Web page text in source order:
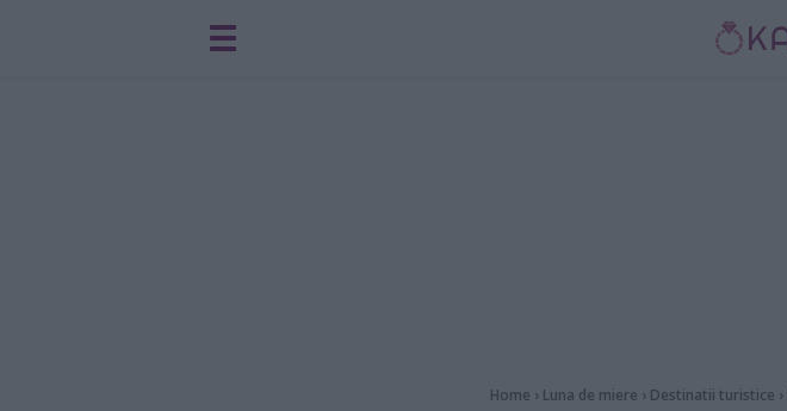
Home › Luna de miere › Destinatii turistice ›